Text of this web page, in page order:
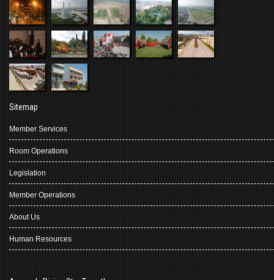
Sitemap
Member Services
Room Operations
Legislation
Member Operations
About Us
Human Resources